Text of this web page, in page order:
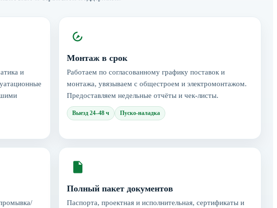
и
Монтаж в срок
Работаем по согласованному графику поставок и
монтажа, увязываем с общестроем и электромонтажом.
Предоставляем недельные отчёты и чек-листы.
Выезд 24–48 ч Пуско-наладка
Полный пакет документов
Паспорта, проектная и исполнительная, сертификаты и